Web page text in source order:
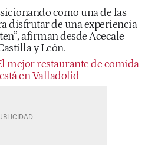
como una de las
disfrutar de una experiencia
afirman desde Acecale
y León.
mejor restaurante de comida
en Valladolid